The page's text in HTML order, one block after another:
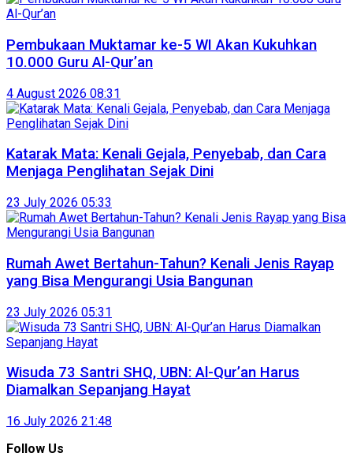
Pembukaan Muktamar ke-5 WI Akan Kukuhkan
10.000 Guru Al-Qur’an
4 August 2026 08:31
Katarak Mata: Kenali Gejala, Penyebab, dan Cara
Menjaga Penglihatan Sejak Dini
23 July 2026 05:33
Rumah Awet Bertahun-Tahun? Kenali Jenis Rayap
yang Bisa Mengurangi Usia Bangunan
23 July 2026 05:31
Wisuda 73 Santri SHQ, UBN: Al-Qur’an Harus
Diamalkan Sepanjang Hayat
16 July 2026 21:48
Follow Us